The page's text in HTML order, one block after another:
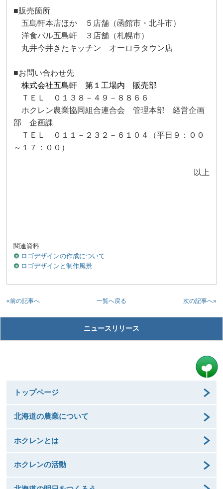
■販売箇所
五島軒本店ほか ５店舗（函館市・北斗市）
洋食バル五島軒 ３店舗（札幌市）
丸井今井きたキッチン オーロラタウン店
■お問い合わせ先
株式会社五島軒 第１工場内 販売部
ＴＥＬ ０１３８－４９－８８６６
ホクレン農業協同組合連合会 管理本部 経営企画
部 企画課
ＴＥＬ ０１１－２３２－６１０４（平日９：００
～１７：００）
以上
関連資料:
ロゴデザインの作成について
ロゴデザインと制作風景
一覧へ戻る
«前の記事へ 次の記事へ»
ニュースリリース
トップページ
北海道の農業について
ホクレンとは
ホクレンの活動